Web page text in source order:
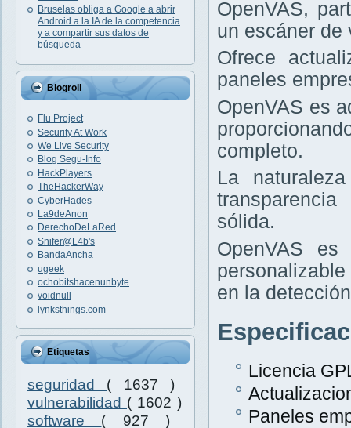
Bruselas obliga a Google a abrir
Android a la IA de la competencia
y a compartir sus datos de
búsqueda
Blogroll
Flu Project
Security At Work
We Live Security
Blog Segu-Info
HackPlayers
TheHackerWay
CyberHades
La9deAnon
DerechoDeLaRed
Snifer@L4b's
BandaAncha
ugeek
ochobitshacenunbyte
voidnull
lynksthings.com
Etiquetas
seguridad ( 1637 )
vulnerabilidad ( 1602 )
software ( 927 )
OpenVAS,
un escáner de
Ofrece
paneles
OpenVAS es
completo.
La
sólida.
OpenVAS
en la
Licencia
Paneles